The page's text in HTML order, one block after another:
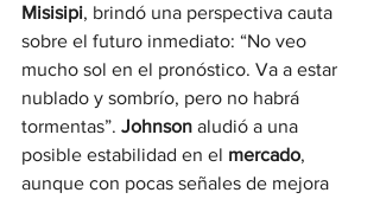
Misisipi, brindó una perspectiva cauta
sobre el futuro inmediato: “No veo
mucho sol en el pronóstico. Va a estar
nublado y sombrío, pero no habrá
tormentas”. Johnson aludió a una
posible estabilidad en el mercado,
aunque con pocas señales de mejora